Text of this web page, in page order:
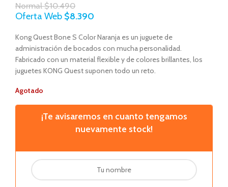
Normal$10.490
Oferta Web $8.390
Kong Quest Bone S Color Naranja es un juguete de
administración de bocados con mucha personalidad.
Fabricado con un material flexible y de colores brillantes, los
juguetes KONG Quest suponen todo un reto.
Agotado
¡Te avisaremos en cuanto tengamos
nuevamente stock!